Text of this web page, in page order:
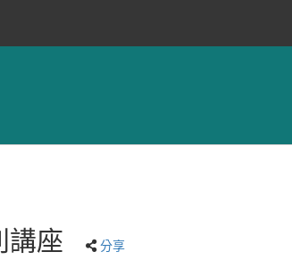
講座 分享